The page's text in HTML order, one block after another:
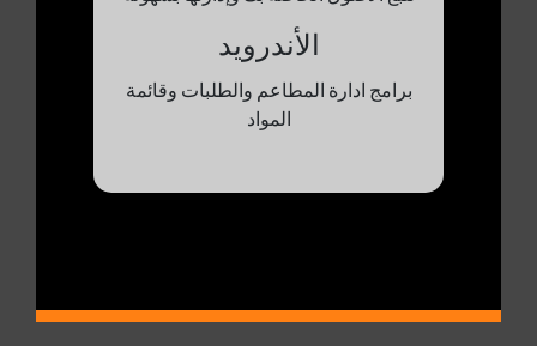
الأندرويد
برامج ادارة المطاعم والطلبات وقائمة
المواد